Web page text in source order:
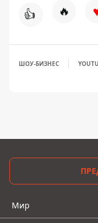
👍 🔥
ШОУ-БИЗНЕС
Мир